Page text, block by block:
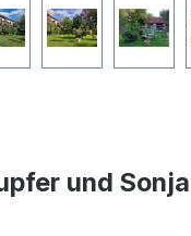
und